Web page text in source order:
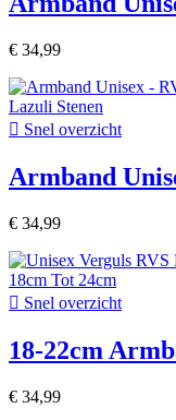
€ 34,99
 Snel overzicht
Armband
€ 34,99
 Snel overzicht
18-22cm
€ 34,99